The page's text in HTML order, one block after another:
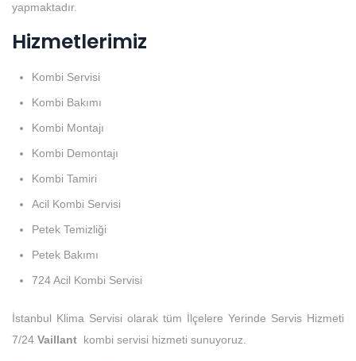
yapmaktadır.
Hizmetlerimiz
Kombi Servisi
Kombi Bakımı
Kombi Montajı
Kombi Demontajı
Kombi Tamiri
Acil Kombi Servisi
Petek Temizliği
Petek Bakımı
724 Acil Kombi Servisi
İstanbul Klima Servisi olarak tüm İlçelere Yerinde Servis Hizmeti
7/24 Vaillant kombi servisi hizmeti sunuyoruz.